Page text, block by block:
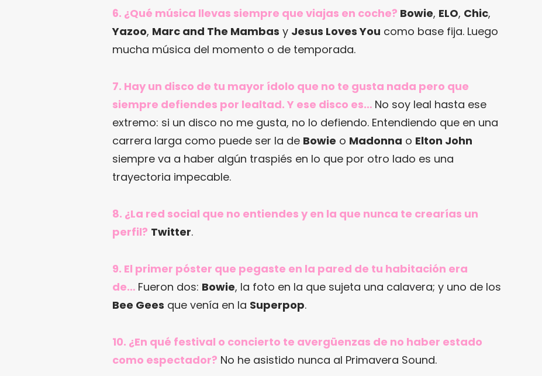
6. ¿Qué música llevas siempre que viajas en coche? Bowie, ELO, Chic,
Yazoo, Marc and The Mambas y Jesus Loves You como base fija. Luego
mucha música del momento o de temporada.
7. Hay un disco de tu mayor ídolo que no te gusta nada pero que
siempre defiendes por lealtad. Y ese disco es… No soy leal hasta ese
extremo: si un disco no me gusta, no lo defiendo. Entendiendo que en una
carrera larga como puede ser la de Bowie o Madonna o Elton John
siempre va a haber algún traspiés en lo que por otro lado es una
trayectoria impecable.
8. ¿La red social que no entiendes y en la que nunca te crearías un
perfil? Twitter.
9. El primer póster que pegaste en la pared de tu habitación era
de… Fueron dos: Bowie, la foto en la que sujeta una calavera; y uno de los
Bee Gees que venía en la Superpop.
10. ¿En qué festival o concierto te avergüenzas de no haber estado
como espectador? No he asistido nunca al Primavera Sound.